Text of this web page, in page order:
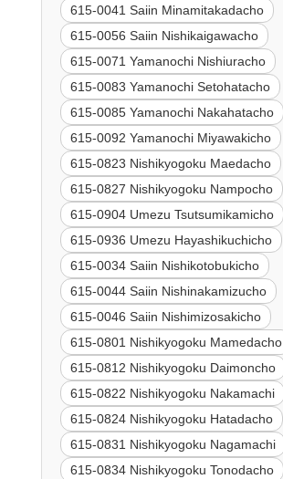
615-0041 Saiin Minamitakadacho
615-0056 Saiin Nishikaigawacho
615-0071 Yamanochi Nishiuracho
615-0083 Yamanochi Setohatacho
615-0085 Yamanochi Nakahatacho
615-0092 Yamanochi Miyawakicho
615-0823 Nishikyogoku Maedacho
615-0827 Nishikyogoku Nampocho
615-0904 Umezu Tsutsumikamicho
615-0936 Umezu Hayashikuchicho
615-0034 Saiin Nishikotobukicho
615-0044 Saiin Nishinakamizucho
615-0046 Saiin Nishimizosakicho
615-0801 Nishikyogoku Mamedacho
615-0812 Nishikyogoku Daimoncho
615-0822 Nishikyogoku Nakamachi
615-0824 Nishikyogoku Hatadacho
615-0831 Nishikyogoku Nagamachi
615-0834 Nishikyogoku Tonodacho